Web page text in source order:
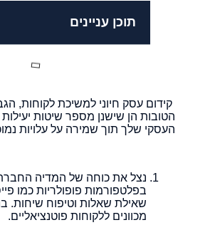
תוכן עניינים
קידום עסק חיוני למשיכת לקוחות,
הטובות הן שישנן מספר שיטות
העסקי שלך תוך שמירה על עלויות
נצל את כוחה של המדיה
בפלטפורמות פופולריות כמו
שאילת שאלות וטיפוח שיחות.
מכוונים ללקוחות פוטנציאליים.